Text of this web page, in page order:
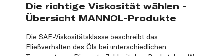
Die richtige Viskosität wählen -
Übersicht MANNOL-Produkte
Die SAE-Viskositätsklasse beschreibt das
Fließverhalten des Öls bei unterschiedlichen